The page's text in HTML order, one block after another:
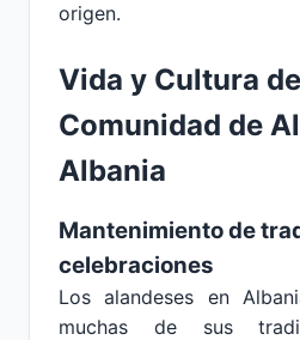
origen.
Vida y Cultura
Comunidad de
Albania
Mantenimiento de
celebraciones
Los alandeses en
muchas de sus